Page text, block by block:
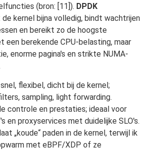
(bron: [11]). DPDK
kernel bijna volledig, bindt wachtrijen
en bereikt zo de hoogste
een berekende CPU-belasting, maar
enorme pagina's en strikte NUMA-
flexibel, dicht bij de kernel;
sampling, light forwarding.
controle en prestaties; ideaal voor
en proxyservices met duidelijke SLO's.
„koude“ paden in de kernel, terwijl ik
met eBPF/XDP of ze